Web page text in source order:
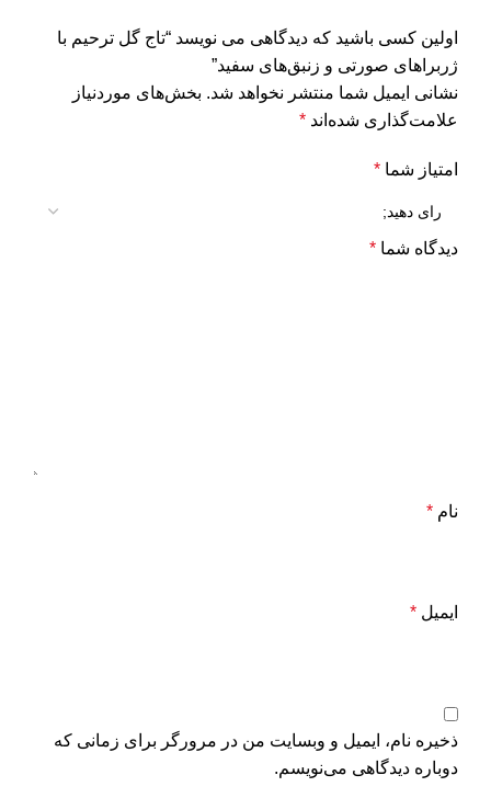
اولین کسی باشید که دیدگاهی می نویسد “تاج گل ترحیم با
ژربراهای صورتی و زنبق‌های سفید”
نشانی ایمیل شما منتشر نخواهد شد. بخش‌های موردنیاز
علامت‌گذاری شده‌اند *
امتیاز شما *
دیدگاه شما *
نام *
ایمیل *
ذخیره نام، ایمیل و وبسایت من در مرورگر برای زمانی که
دوباره دیدگاهی می‌نویسم.